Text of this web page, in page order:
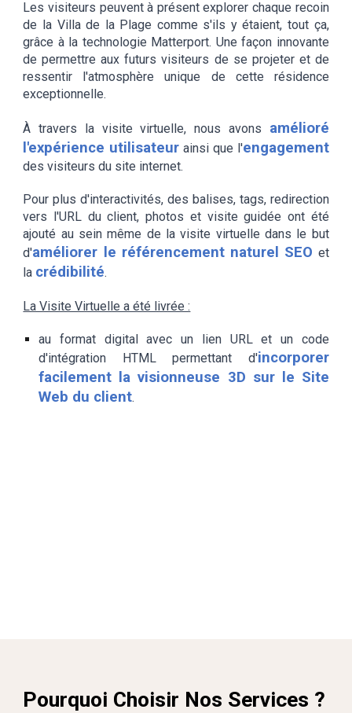
Les visiteurs peuvent à présent explorer chaque recoin
de la Villa de la Plage comme s'ils y étaient, tout ça,
grâce à la technologie Matterport. Une façon innovante
de permettre aux futurs visiteurs de se projeter et de
ressentir l'atmosphère unique de cette résidence
exceptionnelle.
À travers la visite virtuelle, nous avons amélioré
l'expérience utilisateur ainsi que l'engagement
des visiteurs du site internet.
Pour plus d'interactivités, des balises, tags, redirection
vers l'URL du client, photos et visite guidée ont été
ajouté au sein même de la visite virtuelle dans le but
d'améliorer le référencement naturel SEO et
la crédibilité.
La Visite Virtuelle a été livrée :
au format digital avec un lien URL et un code
d'intégration HTML permettant d'incorporer
facilement la visionneuse 3D sur le Site
Web du client.
Pourquoi Choisir Nos Services ?